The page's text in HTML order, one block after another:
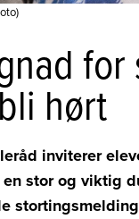
hørt
inviterer
stor og viktig